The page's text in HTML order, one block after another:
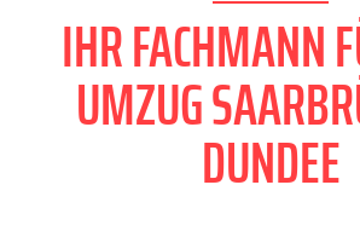
IHR FACHMANN
UMZUG
DUNDEE